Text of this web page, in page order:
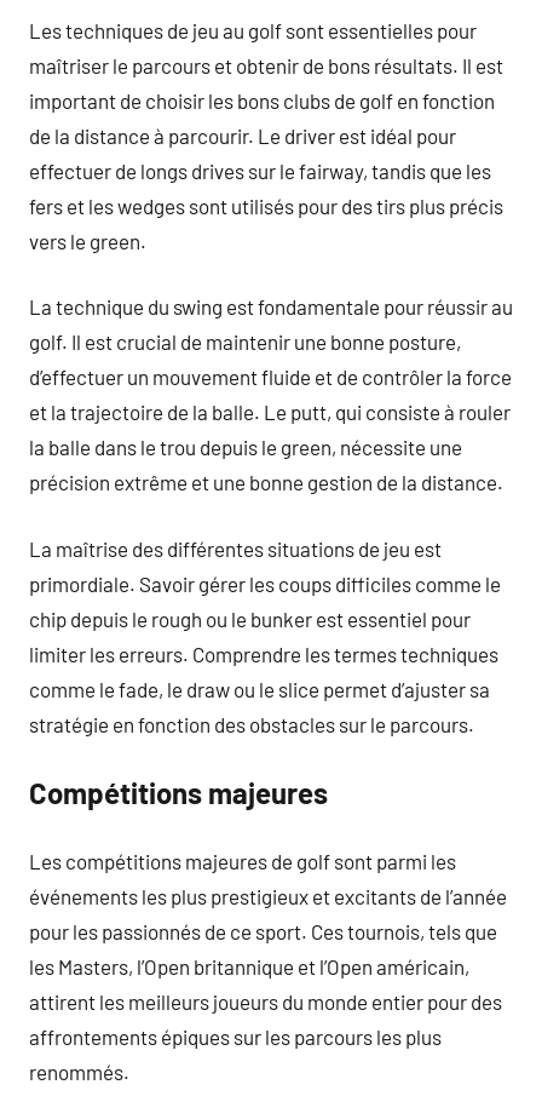
Les techniques de jeu au golf sont essentielles pour
maîtriser le parcours et obtenir de bons résultats. Il est
important de choisir les bons clubs de golf en fonction
de la distance à parcourir. Le driver est idéal pour
effectuer de longs drives sur le fairway, tandis que les
fers et les wedges sont utilisés pour des tirs plus précis
vers le green.
La technique du swing est fondamentale pour réussir au
golf. Il est crucial de maintenir une bonne posture,
d’effectuer un mouvement fluide et de contrôler la force
et la trajectoire de la balle. Le putt, qui consiste à rouler
la balle dans le trou depuis le green, nécessite une
précision extrême et une bonne gestion de la distance.
La maîtrise des différentes situations de jeu est
primordiale. Savoir gérer les coups difficiles comme le
chip depuis le rough ou le bunker est essentiel pour
limiter les erreurs. Comprendre les termes techniques
comme le fade, le draw ou le slice permet d’ajuster sa
stratégie en fonction des obstacles sur le parcours.
Compétitions majeures
Les compétitions majeures de golf sont parmi les
événements les plus prestigieux et excitants de l’année
pour les passionnés de ce sport. Ces tournois, tels que
les Masters, l’Open britannique et l’Open américain,
attirent les meilleurs joueurs du monde entier pour des
affrontements épiques sur les parcours les plus
renommés.